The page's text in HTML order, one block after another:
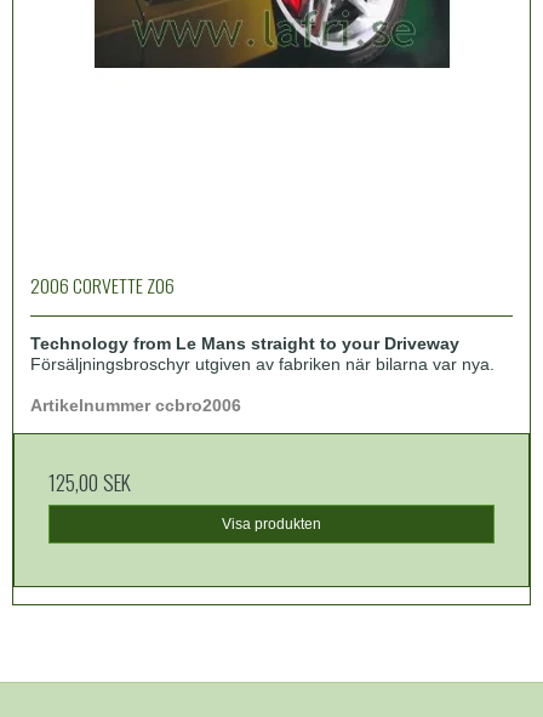
2006 CORVETTE Z06
Technology from Le Mans straight to your Driveway
Försäljningsbroschyr utgiven av fabriken när bilarna var nya.
Artikelnummer ccbro2006
125,00 SEK
Visa produkten